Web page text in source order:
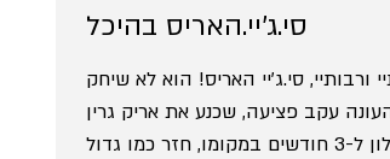
סי.ג'יי.האריס בהיכל
ורבותיי, סי.ג'יי האריס! הוא לא שיחק
עקב פציעה, שכנע את אריק גרין
לבוא לחולון ל-3 חודשים במקומו, חזר כמו גדול